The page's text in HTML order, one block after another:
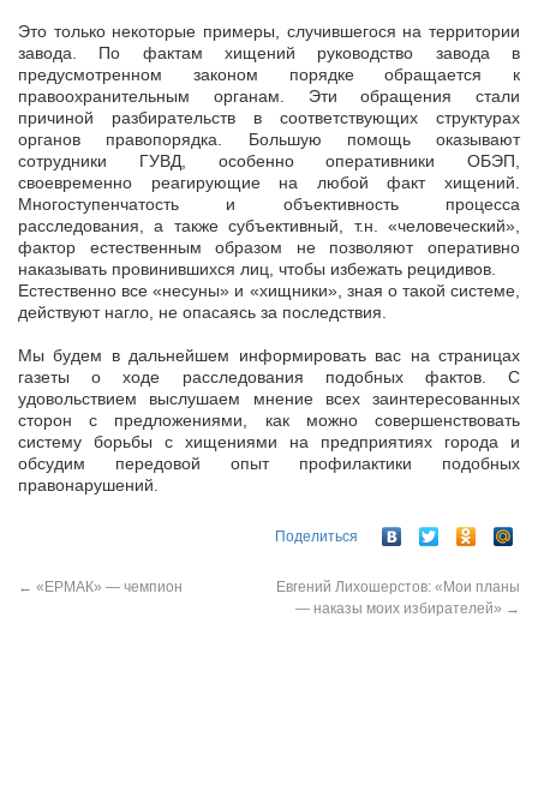
Это только некоторые примеры, случившегося на территории
завода. По фактам хищений руководство завода в
предусмотренном законом порядке обращается к
правоохранительным органам. Эти обращения стали
причиной разбирательств в соответствующих структурах
органов правопорядка. Большую помощь оказывают
сотрудники ГУВД, особенно оперативники ОБЭП,
своевременно реагирующие на любой факт хищений.
Многоступенчатость и объективность процесса
расследования, а также субъективный, т.н. «человеческий»,
фактор естественным образом не позволяют оперативно
наказывать провинившихся лиц, чтобы избежать рецидивов.
Естественно все «несуны» и «хищники», зная о такой системе,
действуют нагло, не опасаясь за последствия.
Мы будем в дальнейшем информировать вас на страницах
газеты о ходе расследования подобных фактов. С
удовольствием выслушаем мнение всех заинтересованных
сторон с предложениями, как можно совершенствовать
систему борьбы с хищениями на предприятиях города и
обсудим передовой опыт профилактики подобных
правонарушений.
Поделиться
← «ЕРМАК» — чемпион
Евгений Лихошерстов: «Мои планы
— наказы моих избирателей» →